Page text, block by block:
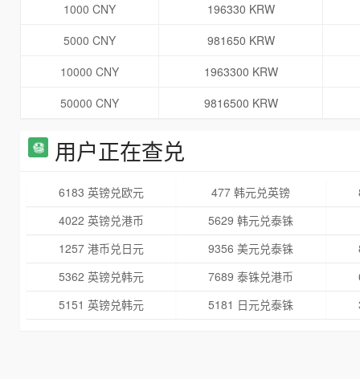
1000 CNY
196330 KRW
5000 CNY
981650 KRW
10000 CNY
1963300 KRW
50000 CNY
9816500 KRW
用户正在查兑
6183 英镑兑欧元 477 韩元兑英镑
4022 英镑兑港币
5629 韩元兑泰铢
1257 港币兑日元
9356 美元兑泰铢
5362 英镑兑韩元
7689 泰铢兑港币
5151 英镑兑韩元
5181 日元兑泰铢